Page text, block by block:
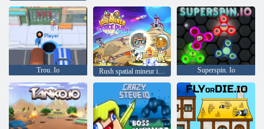
Trou. Io Rush spatial mineur inactif Superspin. Io